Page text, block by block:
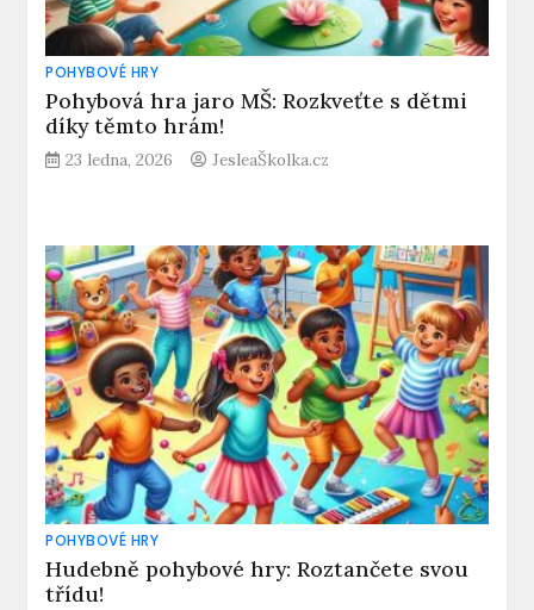
POHYBOVÉ HRY
Pohybová hra jaro MŠ: Rozkveťte s dětmi
díky těmto hrám!
23 ledna, 2026 JesleaŠkolka.cz
POHYBOVÉ HRY
Hudebně pohybové hry: Roztančete svou
třídu!